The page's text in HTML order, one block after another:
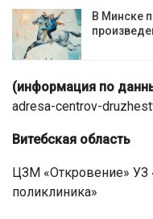
В Минске
(информация по
adresa-centrov-
Витебская область
ЦЗМ «Откровение» УЗ
поликлиника»